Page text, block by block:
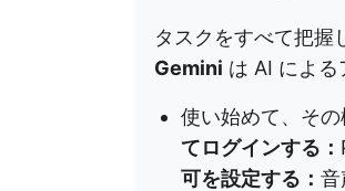
タスクをすべて把
Gemini は AI による
使い始めて、その
てログインする：
可を設定する： 音